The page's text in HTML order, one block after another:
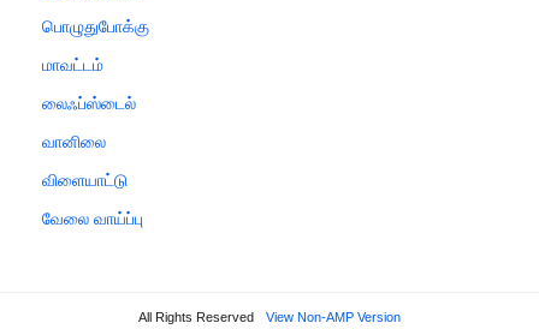
பொழுதுபோக்கு
மாவட்டம்
லைஃப்ஸ்டைல்
வானிலை
விளையாட்டு
வேலை வாய்ப்பு
All Rights Reserved View Non-AMP Version